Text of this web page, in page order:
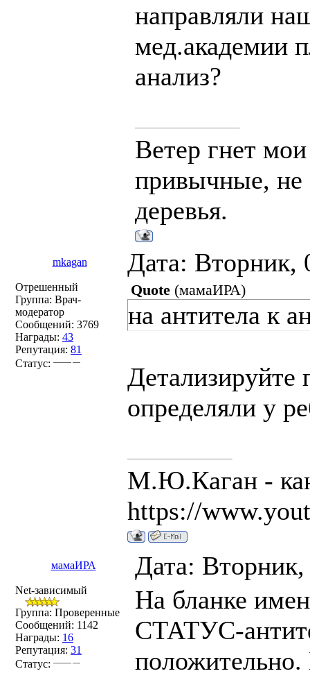
направляли
мед.академии
анализ?
Ветер гнет
привычные, не
деревья.
mkagan Дата: Вторник,
Отрешенный
Группа: Врач-
модератор
Сообщений: 3769
Награды: 43
Репутация: 81
Статус:
Quote (мамаИРА)
на антитела к
Детализируйте
определяли у
М.Ю.Каган -
https://
мамаИРА Дата:
Net-зависимый
Группа: Проверенные
Сообщений: 1142
Награды: 16
Репутация: 31
Статус:
На бланке
СТАТУС-